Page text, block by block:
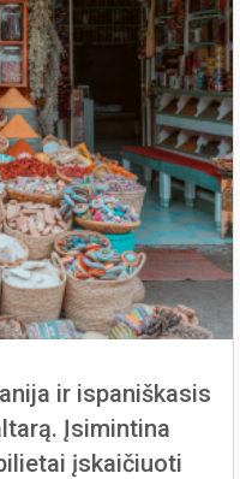
ir ispaniškasis
Įsimintina
įskaičiuoti